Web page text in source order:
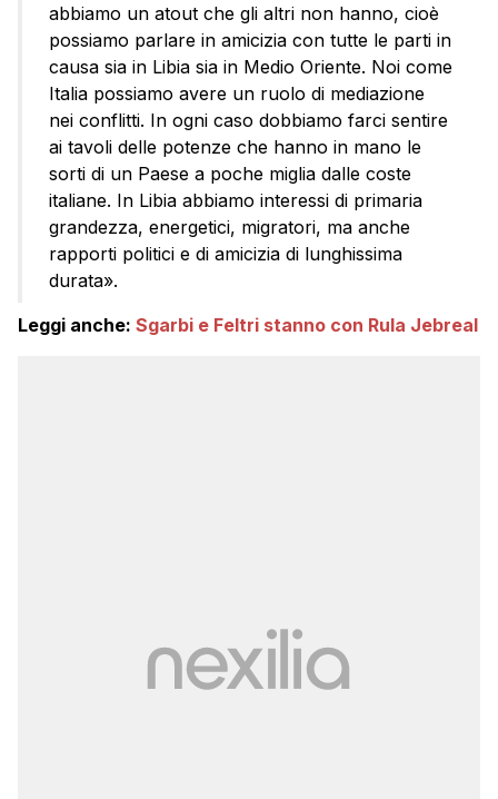
abbiamo un atout che gli altri non hanno, cioè
possiamo parlare in amicizia con tutte le parti in
causa sia in Libia sia in Medio Oriente. Noi come
Italia possiamo avere un ruolo di mediazione
nei conflitti. In ogni caso dobbiamo farci sentire
ai tavoli delle potenze che hanno in mano le
sorti di un Paese a poche miglia dalle coste
italiane. In Libia abbiamo interessi di primaria
grandezza, energetici, migratori, ma anche
rapporti politici e di amicizia di lunghissima
durata».
Leggi anche: Sgarbi e Feltri stanno con Rula Jebreal